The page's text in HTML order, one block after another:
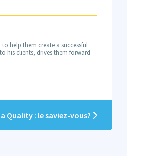
help them create a successful
his clients, drives them forward
Quality : le saviez-vous?